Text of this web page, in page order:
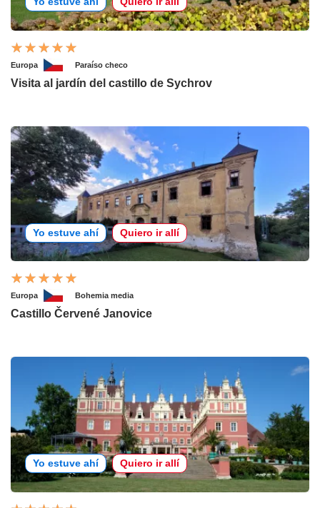
Europa Paraíso checo
Visita al jardín del castillo de Sychrov
Yo estuve ahí Quiero ir allí
Europa Bohemia media
Castillo Červené Janovice
Yo estuve ahí Quiero ir allí